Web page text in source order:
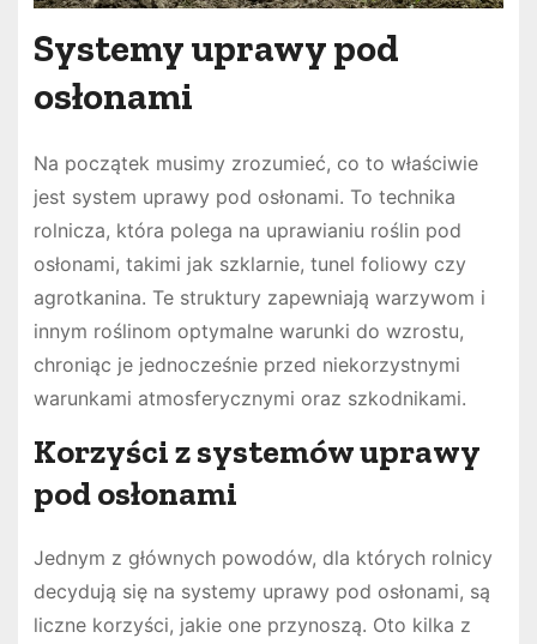
Systemy uprawy pod
osłonami
Na początek musimy zrozumieć, co to właściwie
jest system uprawy pod osłonami. To technika
rolnicza, która polega na uprawianiu roślin pod
osłonami, takimi jak szklarnie, tunel foliowy czy
agrotkanina. Te struktury zapewniają warzywom i
innym roślinom optymalne warunki do wzrostu,
chroniąc je jednocześnie przed niekorzystnymi
warunkami atmosferycznymi oraz szkodnikami.
Korzyści z systemów uprawy
pod osłonami
Jednym z głównych powodów, dla których rolnicy
decydują się na systemy uprawy pod osłonami, są
liczne korzyści, jakie one przynoszą. Oto kilka z